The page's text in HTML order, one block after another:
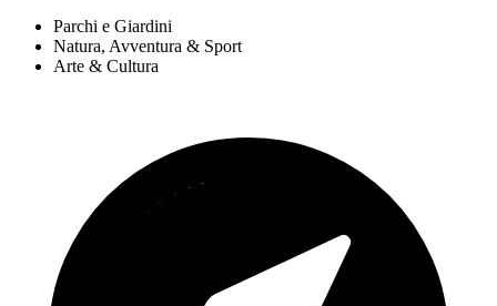
Parchi e Giardini
Natura, Avventura & Sport
Arte & Cultura